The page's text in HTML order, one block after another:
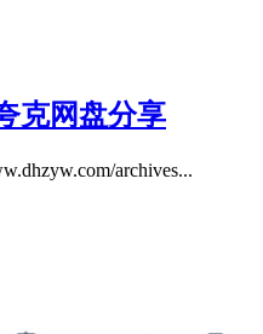
克网盘分享
archives...